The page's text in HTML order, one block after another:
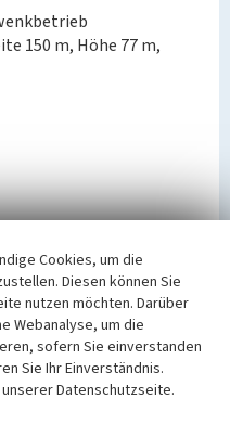
150 m, Höhe 77 m,
Süd. 2020-2022.
Knappenrode e.V.
Cookies, um die
Diesen können Sie
nutzen möchten. Darüber
Webanalyse, um die
sofern Sie einverstanden
Sie Ihr Einverständnis.
Datenschutzseite.